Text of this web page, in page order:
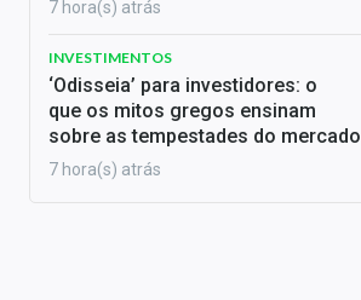
7 hora(s) atrás
INVESTIMENTOS
‘Odisseia’ para investidores: o
que os mitos gregos ensinam
sobre as tempestades do mercado
7 hora(s) atrás